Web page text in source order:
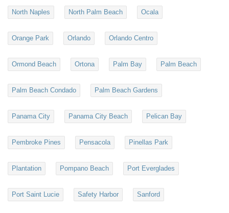
North Naples North Palm Beach Ocala
Orange Park Orlando Orlando Centro
Ormond Beach Ortona Palm Bay Palm Beach
Palm Beach Condado Palm Beach Gardens
Panama City Panama City Beach Pelican Bay
Pembroke Pines Pensacola Pinellas Park
Plantation Pompano Beach Port Everglades
Port Saint Lucie Safety Harbor Sanford